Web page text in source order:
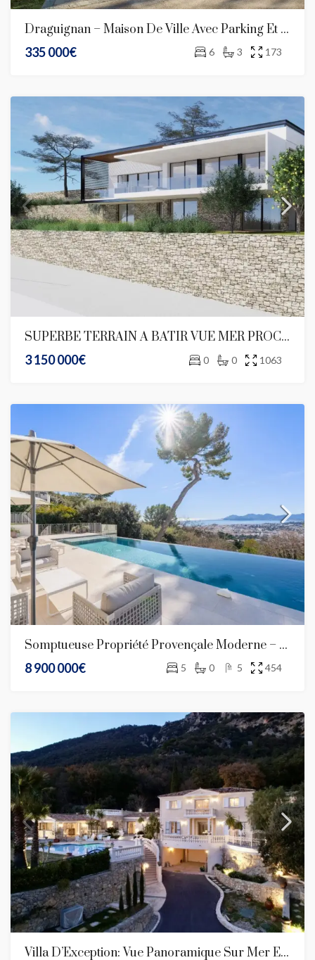
Draguignan – Maison De Ville Avec Parking Et Jardin
335 000€
6 3 173
SUPERBE TERRAIN A BATIR VUE MER PROCHE MONACO
3 150 000€
0 0 1063
Somptueuse Propriété Provençale Moderne – Cannes
8 900 000€
5 0 5 454
Villa D’Exception: Vue Panoramique Sur Mer Et Chef-D’Œuvre D’Artisanat